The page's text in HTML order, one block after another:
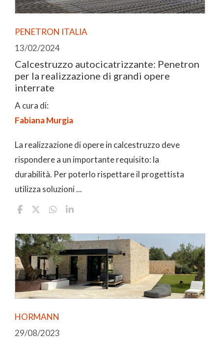
PENETRON ITALIA
13/02/2024
Calcestruzzo autocicatrizzante: Penetron
per la realizzazione di grandi opere
interrate
A cura di:
Fabiana Murgia
La realizzazione di opere in calcestruzzo deve
rispondere a un importante requisito: la
durabilità. Per poterlo rispettare il progettista
utilizza soluzioni ...
HORMANN
29/08/2023